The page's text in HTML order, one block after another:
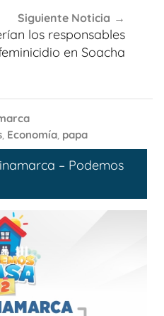
Siguiente Noticia
los responsables
en Soacha
, Economía, papa
– Podemos